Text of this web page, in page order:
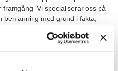
Vi specialiserar oss på
med grund i fakta,
och potential som spelar
uppdrag som stärker det bästa